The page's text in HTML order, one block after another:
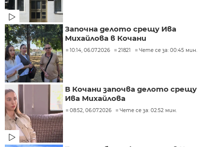
Започна делото срещу Ива
Михайлова в Кочани
10:14, 06.07.2026 21821 Чете се за: 00:45 мин.
В Кочани започва делото срещу
Ива Михайлова
08:52, 06.07.2026 Чете се за: 02:52 мин.